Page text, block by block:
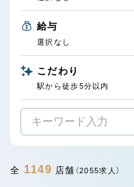
給与
選択なし
こだわり
駅から徒歩5分以内
全 1149 店舗 （2055求人）